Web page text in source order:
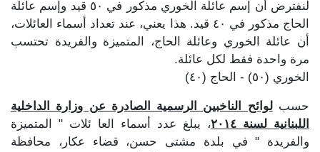
لنفترض أن إسم عائلة الخوري مذكور في ٥٠ قيد وإسم عائلة
الحاج مذكور في ٤٠ قيد. هذا يعني، عند تعداد أسماء العائلات،
أن عائلة الخوري وعائلة الحاج، المتميزة والفريدة تحتسب
مرة واحدة فقط لكل عائلة.
الخوري (٥٠) - الحاج (٤٠)
حسبلوائح الناخبين الرسمية الصادرة عن وزارة الداخلية
اللبنانية لسنة ٢٠١٤
، يبلغ عدد أسماء العا ئلات " المتميزة
والفريدة " في بلدة مشتى حسن، قضاء عكار، محافظة